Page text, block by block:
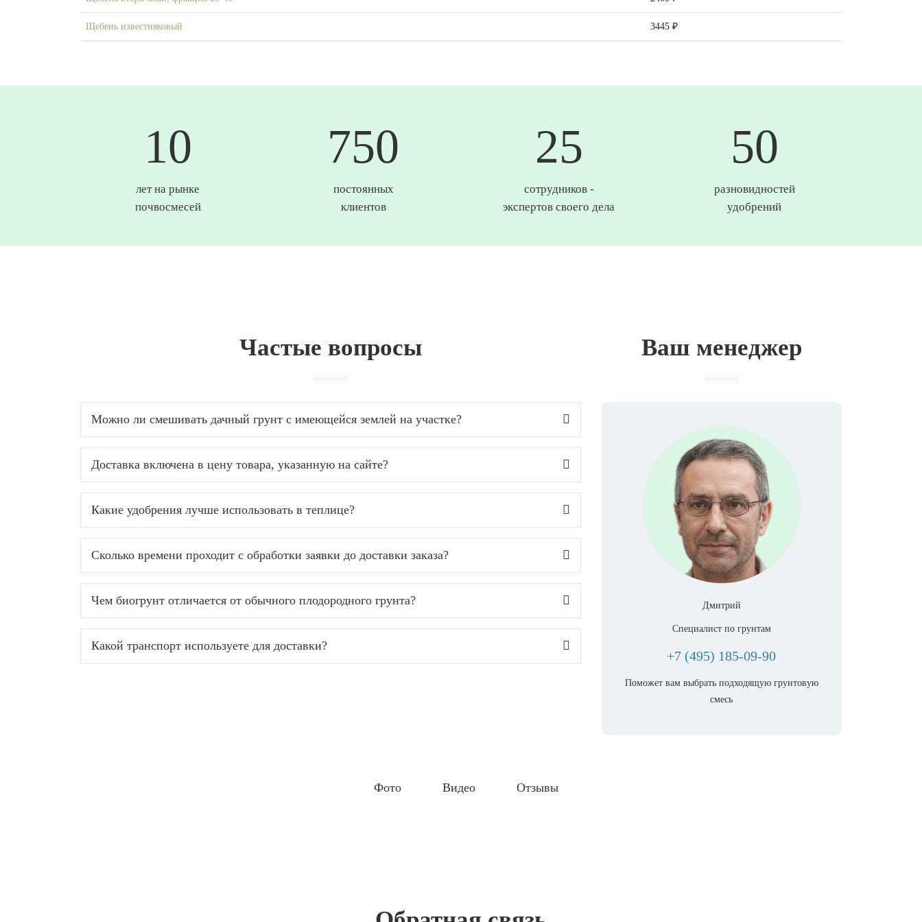
Щебень известняковый 3445 ₽
10
лет на рынке
почвосмесей
750
постоянных
клиентов
25
сотрудников -
экспертов своего дела
50
разновидностей
удобрений
Частые вопросы
Можно ли смешивать дачный грунт с имеющейся землей на участке?
Доставка включена в цену товара, указанную на сайте?
Какие удобрения лучше использовать в теплице?
Сколько времени проходит с обработки заявки до доставки заказа?
Чем биогрунт отличается от обычного плодородного грунта?
Какой транспорт используете для доставки?
Ваш менеджер
Дмитрий
Специалист по грунтам
+7 (495) 185-09-90
Поможет вам выбрать подходящую грунтовую
смесь
Фото Видео Отзывы